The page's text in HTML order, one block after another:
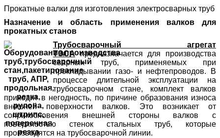
Прокатные валки для изготовления электросварных труб
Назначение и область применения валков для
прокатных станов
Трубосварочный агрегат
ТЭСАпредназначается для производства
сварных труб, применяемых при
прокладывании газо- и нефтепроводов. В
процессе длительной эксплуатации на
трубосварочном стане, комплект валков
приходит в негодность, по причине образования износа
внешней поверхности валков. Это возникает от
соприкосновения внешней стороны валков с
поверхностью стенок стальных труб, которые
производятся на трубосварочной линии.